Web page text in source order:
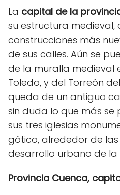
La capital de la
su estructura medieval,
construcciones más
de sus calles. Aún se
de la muralla medieval
Toledo, y del Torreón
queda de un antiguo
sin duda lo que más se
sus tres iglesias
gótico, alrededor de las
desarrollo urbano de la
Provincia Cuenca,